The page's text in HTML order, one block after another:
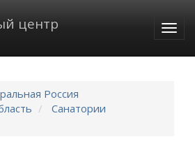
Россия
Санатории